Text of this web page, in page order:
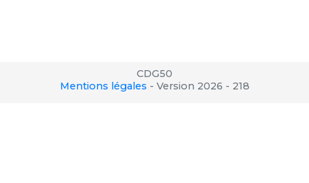
CDG50
Mentions légales - Version 2026 - 218